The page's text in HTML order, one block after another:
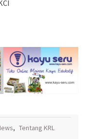
, Tentang KRL